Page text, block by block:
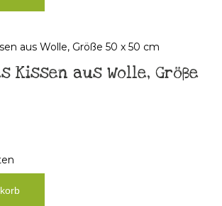
Kissen aus Wolle, Größe